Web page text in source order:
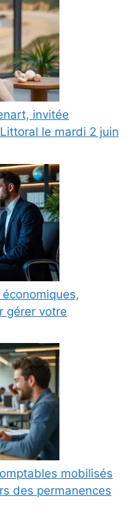
invitée
le mardi 2 juin
gérer votre
mobilisés
des permanences